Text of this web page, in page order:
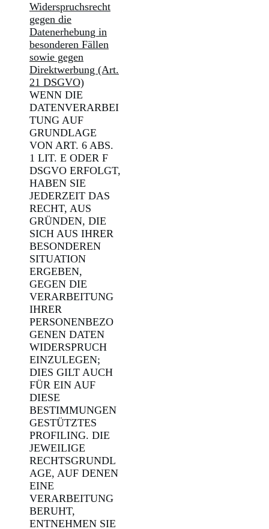
Widerspruchsrecht
gegen die
Datenerhebung in
besonderen Fällen
sowie gegen
Direktwerbung (Art.
21 DSGVO)
WENN DIE
DATENVERARBEI
TUNG AUF
GRUNDLAGE
VON ART. 6 ABS.
1 LIT. E ODER F
DSGVO ERFOLGT,
HABEN SIE
JEDERZEIT DAS
RECHT, AUS
GRÜNDEN, DIE
SICH AUS IHRER
BESONDEREN
SITUATION
ERGEBEN,
GEGEN DIE
VERARBEITUNG
IHRER
PERSONENBEZO
GENEN DATEN
WIDERSPRUCH
EINZULEGEN;
DIES GILT AUCH
FÜR EIN AUF
DIESE
BESTIMMUNGEN
GESTÜTZTES
PROFILING. DIE
JEWEILIGE
RECHTSGRUNDL
AGE, AUF DENEN
EINE
VERARBEITUNG
BERUHT,
ENTNEHMEN SIE